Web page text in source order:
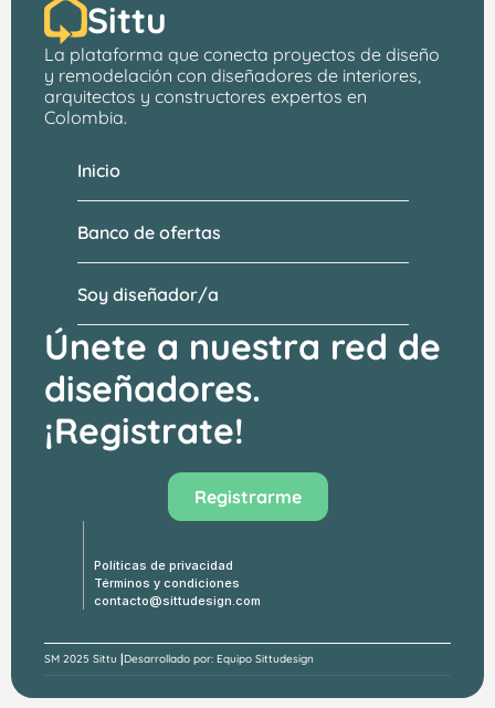
Sittu
La plataforma que conecta proyectos de diseño
y remodelación con diseñadores de interiores,
arquitectos y constructores expertos en
Colombia.
Banco de ofertas
Soy diseñador/a
Inicio
Únete a nuestra red de
diseñadores.
¡Registrate!
Registrarme
Políticas de privacidad
Términos y condiciones
contacto@sittudesign.com
SM 2025 Sittu |Desarrollado por: Equipo Sittudesign